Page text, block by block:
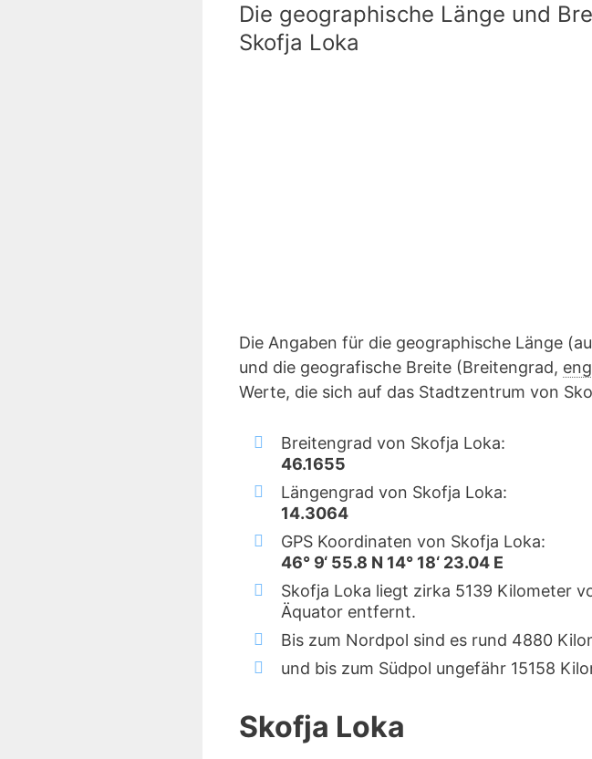
Die geographische Länge und
Skofja Loka
Die Angaben für die geographische Länge
und die geografische Breite (Breitengrad,
Werte, die sich auf das Stadtzentrum von
Breitengrad von Skofja Loka:
46.1655
Längengrad von Skofja Loka:
14.3064
GPS Koordinaten von Skofja Loka:
46° 9‘ 55.8 N 14° 18‘ 23.04 E
Skofja Loka liegt zirka 5139 Kilometer
Äquator entfernt.
Bis zum Nordpol sind es rund 4880
und bis zum Südpol ungefähr 15158
Skofja Loka